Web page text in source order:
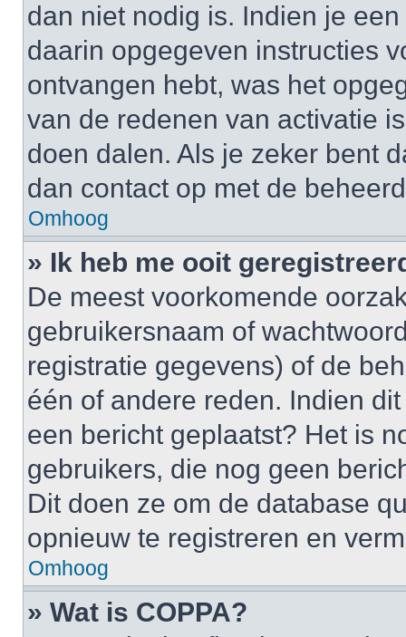
dan niet nodig is. Indien je
daarin opgegeven instructies
ontvangen hebt, was het
van de redenen van activatie
doen dalen. Als je zeker bent
dan contact op met de
Omhoog
» Ik heb me ooit
De meest voorkomende
gebruikersnaam of
registratie gegevens) of de
één of andere reden. Indien
een bericht geplaatst? Het is
gebruikers, die nog geen
Dit doen ze om de database
opnieuw te registreren en
Omhoog
» Wat is COPPA?